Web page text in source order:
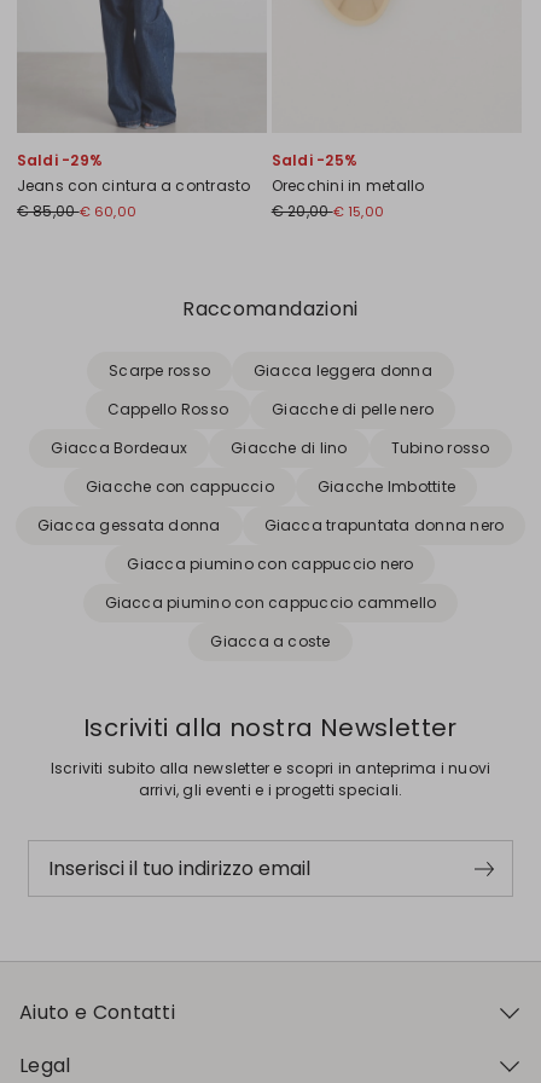
Saldi -29%
Jeans con cintura a contrasto
€ 85,00€ 60,00
Saldi -25%
Orecchini in metallo
€ 20,00€ 15,00
Raccomandazioni
Scarpe rosso
Giacca leggera donna
Cappello Rosso
Giacche di pelle nero
Giacca Bordeaux
Giacche di lino
Tubino rosso
Giacche con cappuccio
Giacche Imbottite
Giacca gessata donna
Giacca trapuntata donna nero
Giacca piumino con cappuccio nero
Giacca piumino con cappuccio cammello
Giacca a coste
Iscriviti alla nostra Newsletter
Iscriviti subito alla newsletter e scopri in anteprima i nuovi
arrivi, gli eventi e i progetti speciali.
Inserisci il tuo indirizzo email
Aiuto e Contatti
Legal